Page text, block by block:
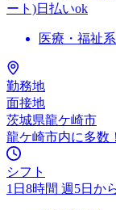
ート)日払いok
医療・福祉系
勤務地
面接地
茨城県龍ケ崎市
龍ケ崎市内に多数
シフト
1日8時間 週5日か